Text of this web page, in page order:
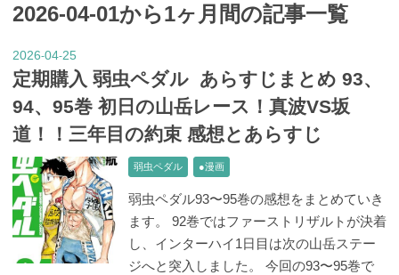
2026-04-01から1ヶ月間の記事一覧
2026-04-25
定期購入 弱虫ペダル あらすじまとめ 93、
94、95巻 初日の山岳レース！真波VS坂
道！！三年目の約束 感想とあらすじ
弱虫ペダル ●漫画
弱虫ペダル93〜95巻の感想をまとめていき
ます。 92巻ではファーストリザルトが決着
し、インターハイ1日目は次の山岳ステー
ジへと突入しました。 今回の93〜95巻で